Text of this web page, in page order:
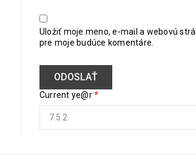
Uložiť moje meno, e-mail a webovú
pre moje budúce komentáre.
Current ye@r*